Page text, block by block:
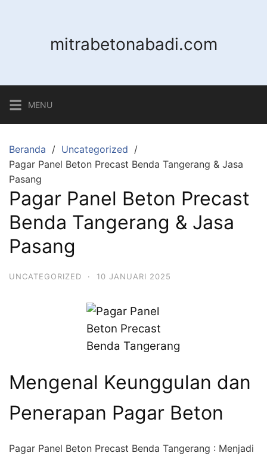
mitrabetonabadi.com
MENU
Beranda
Uncategorized
Pagar Panel Beton Precast Benda Tangerang & Jasa
Pasang
Pagar Panel Beton Precast
Benda Tangerang & Jasa
Pasang
UNCATEGORIZED · 10 JANUARI 2025
Mengenal Keunggulan dan
Penerapan Pagar Beton
Pagar Panel Beton Precast Benda Tangerang : Menjadi